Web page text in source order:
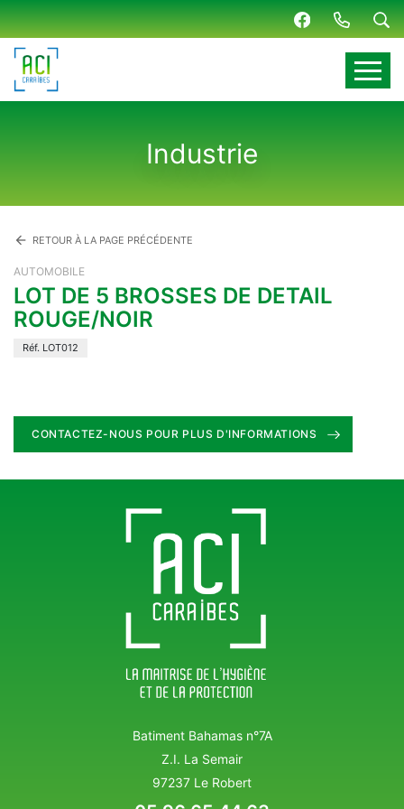
Industrie
arrow_back RETOUR À LA PAGE PRÉCÉDENTE
AUTOMOBILE
LOT DE 5 BROSSES DE DETAIL
ROUGE/NOIR
Réf. LOT012
CONTACTEZ-NOUS POUR PLUS D'INFORMATIONS
Batiment Bahamas n°7A
Z.I. La Semair
97237 Le Robert
Panneau de gestion des cookies